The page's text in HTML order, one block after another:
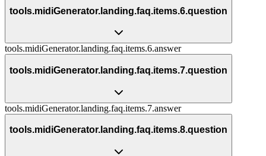
tools.midiGenerator.landing.faq.items.6.question
tools.midiGenerator.landing.faq.items.6.answer
tools.midiGenerator.landing.faq.items.7.question
tools.midiGenerator.landing.faq.items.7.answer
tools.midiGenerator.landing.faq.items.8.question